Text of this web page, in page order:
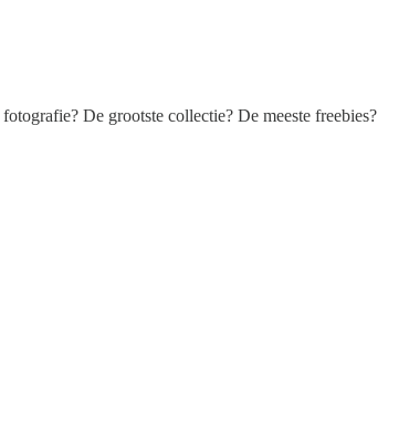
De grootste collectie? De meeste freebies?